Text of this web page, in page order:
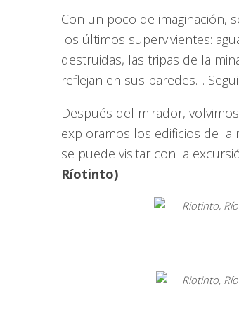
Con un poco de imaginación,
los últimos supervivientes:
destruidas, las tripas de la
reflejan en sus paredes…
Después del mirador,
exploramos los edificios de la
se puede visitar con la
Ríotinto).